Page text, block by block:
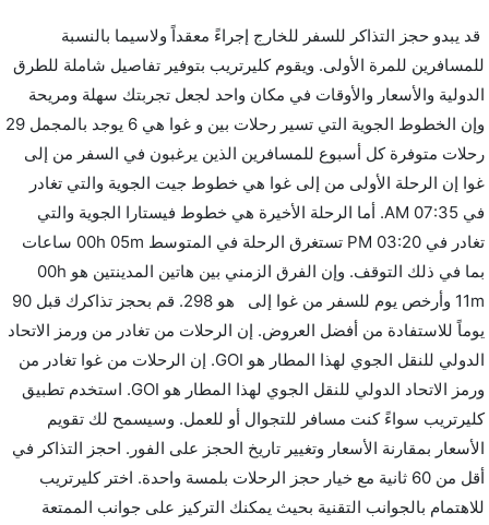
قد يبدو حجز التذاكر للسفر للخارج إجراءً معقداً ولاسيما بالنسبة
للمسافرين للمرة الأولى. ويقوم كليرتريب بتوفير تفاصيل شاملة للطرق
الدولية والأسعار والأوقات في مكان واحد لجعل تجربتك سهلة ومريحة
وإن الخطوط الجوية التي تسير رحلات بين و غوا هي 6 يوجد بالمجمل 29
رحلات متوفرة كل أسبوع للمسافرين الذين يرغبون في السفر من إلى
غوا إن الرحلة الأولى من إلى غوا هي خطوط جيت الجوية والتي تغادر
في 07:35 AM. أما الرحلة الأخيرة هي خطوط فيستارا الجوية والتي
تغادر في 03:20 PM تستغرق الرحلة في المتوسط 00h 05m ساعات
بما في ذلك التوقف. وإن الفرق الزمني بين هاتين المدينتين هو 00h
11m وأرخص يوم للسفر من غوا إلى هو 298. قم بحجز تذاكرك قبل 90
يوماً للاستفادة من أفضل العروض. إن الرحلات من تغادر من ورمز الاتحاد
الدولي للنقل الجوي لهذا المطار هو GOI. إن الرحلات من غوا تغادر من
ورمز الاتحاد الدولي للنقل الجوي لهذا المطار هو GOI. استخدم تطبيق
كليرتريب سواءً كنت مسافر للتجوال أو للعمل. وسيسمح لك تقويم
الأسعار بمقارنة الأسعار وتغيير تاريخ الحجز على الفور. احجز التذاكر في
أقل من 60 ثانية مع خيار حجز الرحلات بلمسة واحدة. اختر كليرتريب
للاهتمام بالجوانب التقنية بحيث يمكنك التركيز على جوانب الممتعة